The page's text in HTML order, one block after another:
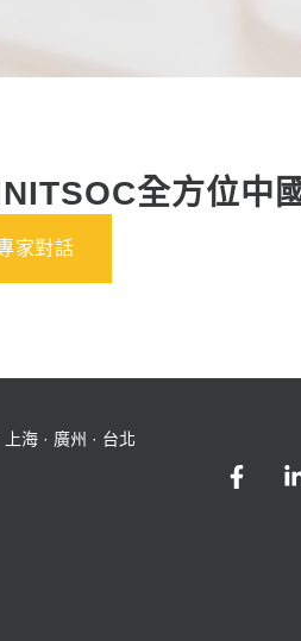
全方位中
家對話
上海 · 廣州 · 台北
F
a
i